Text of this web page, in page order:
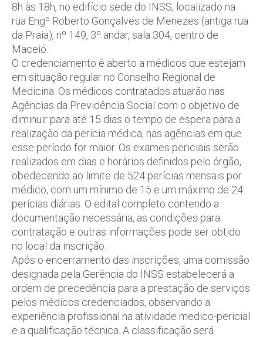
8h às 18h, no edifício sede do INSS, localizado na
rua Engº Roberto Gonçalves de Menezes (antiga rua
da Praia), nº 149, 3º andar, sala 304, centro de
Maceió.
O credenciamento é aberto a médicos que estejam
em situação regular no Conselho Regional de
Medicina. Os médicos contratados atuarão nas
Agências da Previdência Social com o objetivo de
diminuir para até 15 dias o tempo de espera para a
realização da perícia médica, nas agências em que
esse período for maior. Os exames periciais serão
realizados em dias e horários definidos pelo órgão,
obedecendo ao limite de 524 perícias mensais por
médico, com um mínimo de 15 e um máximo de 24
perícias diárias. O edital completo contendo a
documentação necessária, as condições para
contratação e outras informações pode ser obtido
no local da inscrição.
Após o encerramento das inscrições, uma comissão
designada pela Gerência do INSS estabelecerá a
ordem de precedência para a prestação de serviços
pelos médicos credenciados, observando a
experiência profissional na atividade medico-pericial
e a qualificação técnica. A classificação será